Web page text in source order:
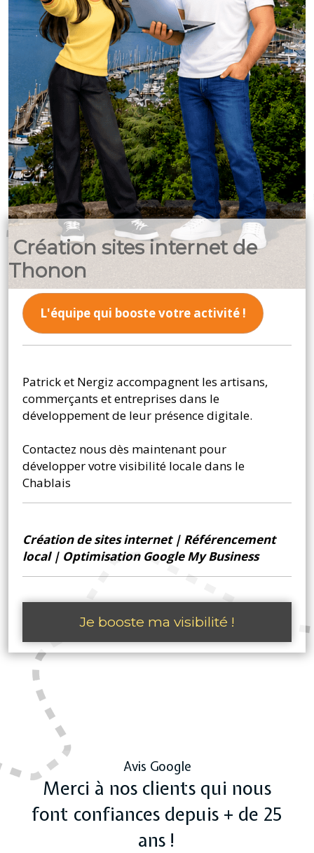
Création sites internet de
Thonon
L'équipe qui booste votre activité !
Patrick et Nergiz accompagnent les artisans,
commerçants et entreprises dans le
développement de leur présence digitale.
Contactez nous dès maintenant pour
développer votre visibilité locale dans le
Chablais
Création de sites internet| Référencement
local| Optimisation Google My Business
Je booste ma visibilité !
Avis Google
Merci à nos clients qui nous
font confiances depuis + de 25
ans !